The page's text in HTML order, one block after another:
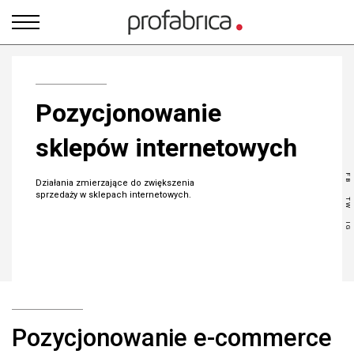
PROFABRICA:
E-
FB
TW
IG
Pozycjonowanie
sklepów internetowych
Działania zmierzające do zwiększenia
sprzedaży w sklepach internetowych.
Pozycjonowanie e-commerce